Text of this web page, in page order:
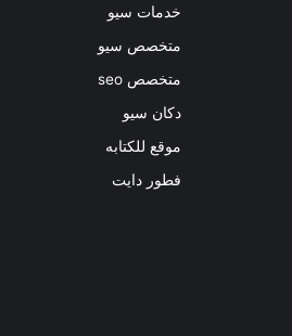
خدمات سيو
متخصص سيو
متخصص seo
دكان سيو
موقع للكتابه
فطور دايت